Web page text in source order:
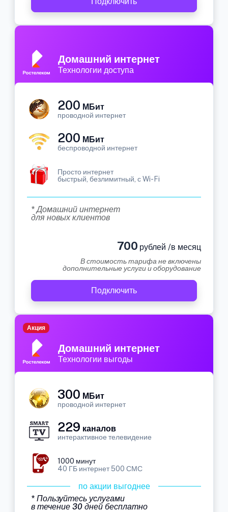
Домашний интернет
Технологии доступа
200 МБит
проводной интернет
200 МБит
беспроводной интернет
Просто интернет
быстрый, безлимитный, с Wi-Fi
* Домашний интернет
для новых клиентов
700 рублей /в месяц
В стоимость тарифа не включены
дополнительные услуги и оборудование
Подключить
Домашний интернет
Технологии выгоды
Акция
300 МБит
проводной интернет
229 каналов
интерактивное телевидение
1000 минут
40 ГБ интернет 500 СМС
по акции выгоднее
* Пользуйтесь услугами
в течение 30 дней бесплатно